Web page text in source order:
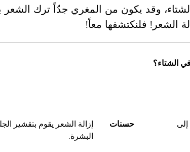
وقد يكون من المغري جدّاً ترك الشعر
الشعر! فلنكتشفها معاً!
حسنات
إزالة الشعر يقوم بتقشير
البشرة.